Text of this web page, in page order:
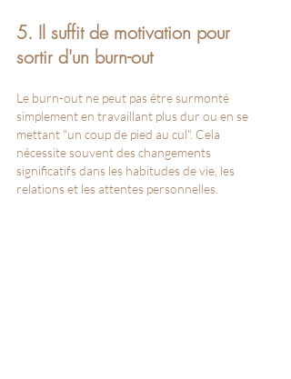
5. Il suffit de motivation pour
sortir d'un burn-out
Le burn-out ne peut pas être surmonté
simplement en travaillant plus dur ou en se
mettant "un coup de pied au cul". Cela
nécessite souvent des changements
significatifs dans les habitudes de vie, les
relations et les attentes personnelles.